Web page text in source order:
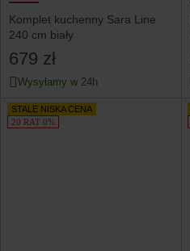
Komplet kuchenny Sara Line
240 cm biały
679 zł
Wysyłamy w 24h
STALE NISKA CENA
20 RAT 0%